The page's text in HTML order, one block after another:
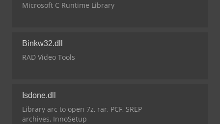
Microsoft C Runtime Library
Binkw32.dll
RAD Video Tools
Isdone.dll
Library arc to open 7z, rar, PCF, SREP
archives, InnoSetup